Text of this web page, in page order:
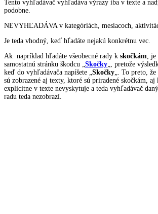
Tento vyhľadávač vyhľadáva výrazy iba v texte a
podobne.
NEVYHĽADÁVA v kategóriách, mesiacoch,
Je teda vhodný, keď hľadáte nejakú konkrétnu vec.
Ak napríklad hľadáte všeobecné rady k skočkám ,
samostatnú stránku škodcu „ Skočky „, pretože
keď do vyhľadávača napíšete „ Skočky „. To preto,
sú zobrazené aj texty, ktoré sú priradené skočkám, aj
explicitne v texte nevyskytuje a teda vyhľadávač
radu teda nezobrazí.